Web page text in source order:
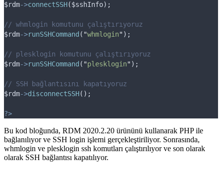
$rdm->connectSSH($sshInfo);
// whmlogin komutunu çalıştırıyoruz
$rdm->runSSHCommand ( "whmlogin");
// plesklogin komutunu çalıştırıyoruz
$rdm->runSSHCommand ( "plesklogin");
// SSH bağlantısını kapatıyoruz
$rdm->disconnectSSH();
?>
Bu kod bloğunda, RDM 2020.2.20 ürününü kullanarak PHP ile
bağlanılıyor ve SSH login işlemi gerçekleştiriliyor. Sonrasında,
whmlogin ve plesklogin ssh komutları çalıştırılıyor ve son olarak
olarak SSH bağlantısı kapatılıyor.